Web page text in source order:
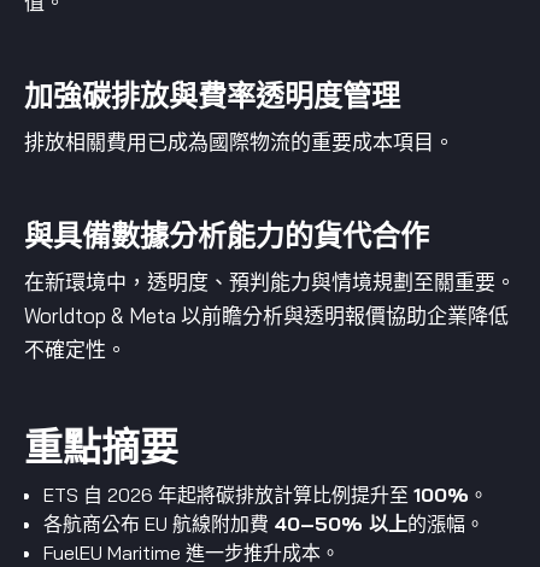
加強碳排放與費率透明度管理
排放相關費用已成為國際物流的重要成本項目。
與具備數據分析能力的貨代合作
在新環境中，透明度、預判能力與情境規劃至關重要。
Worldtop & Meta 以前瞻分析與透明報價協助企業降低
不確定性。
重點摘要
ETS 自 2026 年起將碳排放計算比例提升至 100% 。
各航商公布 EU 航線附加費 40–50% 以上的漲幅。
FuelEU Maritime 進一步推升成本。